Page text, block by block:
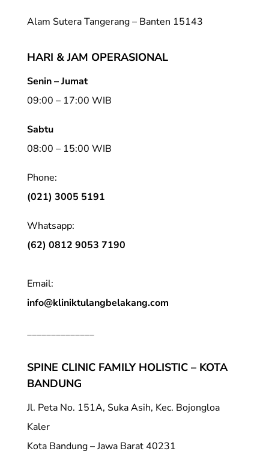
Alam Sutera Tangerang – Banten 15143
HARI & JAM OPERASIONAL
Senin – Jumat
09:00 – 17:00 WIB
Sabtu
08:00 – 15:00 WIB
Phone:
(021) 3005 5191
Whatsapp:
(62) 0812 9053 7190
Email:
info@kliniktulangbelakang.com
______________
SPINE CLINIC FAMILY HOLISTIC – KOTA
BANDUNG
Jl. Peta No. 151A, Suka Asih, Kec. Bojongloa
Kaler
Kota Bandung – Jawa Barat 40231